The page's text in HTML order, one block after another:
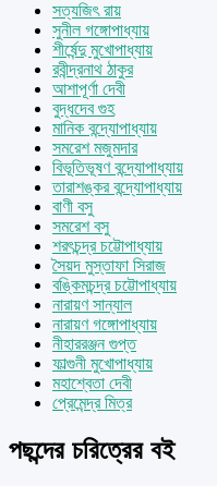
সত্যজিৎ রায়
সুনীল গঙ্গোপাধ্যায়
শীর্ষেন্দু মুখোপাধ্যায়
রবীন্দ্রনাথ ঠাকুর
আশাপূর্ণা দেবী
বুদ্ধদেব গুহ
মানিক বন্দ্যোপাধ্যায়
সমরেশ মজুমদার
বিভূতিভূষণ বন্দ্যোপাধ্যায়
তারাশঙ্কর বন্দ্যোপাধ্যায়
বাণী বসু
সমরেশ বসু
শরৎচন্দ্র চট্টোপাধ্যায়
সৈয়দ মুস্তাফা সিরাজ
বঙ্কিমচন্দ্র চট্টোপাধ্যায়
নারায়ণ সান্যাল
নারায়ণ গঙ্গোপাধ্যায়
নীহাররঞ্জন গুপ্ত
ফাল্গুনী মুখোপাধ্যায়
মহাশ্বেতা দেবী
প্রেমেন্দ্র মিত্র
পছন্দের চরিত্রের বই